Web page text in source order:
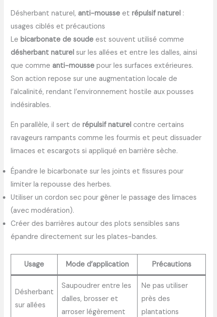
Désherbant naturel, anti-mousse etrépulsif naturel :
usages ciblés et précautions
Lebicarbonate de soude est souvent utilisé comme
désherbant naturel sur les allées et entre les dalles, ainsi
que comme anti-mousse pour les surfaces extérieures.
Son action repose sur une augmentation locale de
l’alcalinité, rendant l’environnement hostile aux pousses
indésirables.
En parallèle, il sert derépulsif naturel contre certains
ravageurs rampants comme les fourmis et peut dissuader
limaces et escargots si appliqué en barrière sèche.
Épandre le bicarbonate sur les joints et fissures pour
limiter la repousse des herbes.
Utiliser un cordon sec pour gêner le passage des limaces
(avec modération).
Créer des barrières autour des plots sensibles sans
épandre directement sur les plates-bandes.
Usage Mode d’application Précautions
Désherbant
sur allées
Saupoudrer entre les
dalles, brosser et
arroser légèrement
Ne pas utiliser
près des
plantations